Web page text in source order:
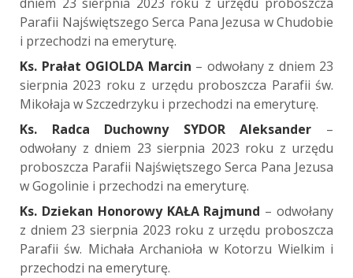
Parafii Najświętszego Serca Pana Jezusa w Chudobie
i przechodzi na emeryturę.
Ks. Prałat OGIOLDA Marcin – odwołany z dniem 23
sierpnia 2023 roku z urzędu proboszcza Parafii św.
Mikołaja w Szczedrzyku i przechodzi na emeryturę.
Ks. Radca Duchowny SYDOR Aleksander –
odwołany z dniem 23 sierpnia 2023 roku z urzędu
proboszcza Parafii Najświętszego Serca Pana Jezusa
w Gogolinie i przechodzi na emeryturę.
Ks. Dziekan Honorowy KAŁA Rajmund – odwołany
z dniem 23 sierpnia 2023 roku z urzędu proboszcza
Parafii św. Michała Archanioła w Kotorzu Wielkim i
przechodzi na emeryturę.